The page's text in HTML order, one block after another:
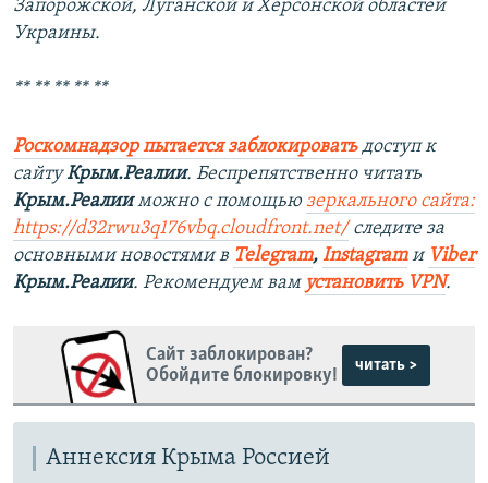
Запорожской, Луганской и Херсонской областей
Украины.
** ** ** ** **
Роскомнадзор пытается заблокировать доступ к
сайтуКрым.Реалии. Беспрепятственно читать
Крым.Реалииможно с помощью зеркального сайта:
https://d32rwu3q176vbq.cloudfront.net/ следите за
основными новостями в Telegram, Instagramи Viber
Крым.Реалии. Рекомендуем вам установить VPN.
Сайт заблокирован?
Обойдите блокировку!
читать >
Аннексия Крыма Россией